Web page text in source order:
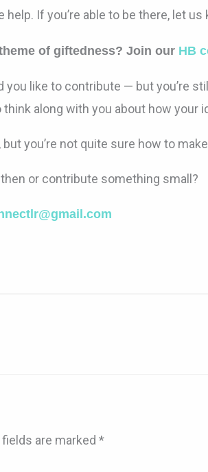
If you’re able to be there, let
of giftedness? Join our HB
like to contribute — but you’re
along with you about how your
you’re not quite sure how to
or contribute something small?
are marked *